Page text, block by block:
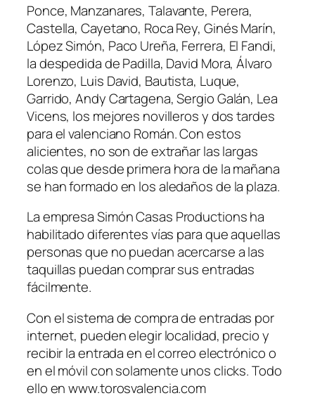
Ponce, Manzanares, Talavante, Perera,
Castella, Cayetano, Roca Rey, Ginés Marín,
López Simón, Paco Ureña, Ferrera, El Fandi,
la despedida de Padilla, David Mora, Álvaro
Lorenzo, Luis David, Bautista, Luque,
Garrido, Andy Cartagena, Sergio Galán, Lea
Vicens, los mejores novilleros y dos tardes
para el valenciano Román. Con estos
alicientes, no son de extrañar las largas
colas que desde primera hora de la mañana
se han formado en los aledaños de la plaza.
La empresa Simón Casas Productions ha
habilitado diferentes vías para que aquellas
personas que no puedan acercarse a las
taquillas puedan comprar sus entradas
fácilmente.
Con el sistema de compra de entradas por
internet, pueden elegir localidad, precio y
recibir la entrada en el correo electrónico o
en el móvil con solamente unos clicks. Todo
ello en www.torosvalencia.com